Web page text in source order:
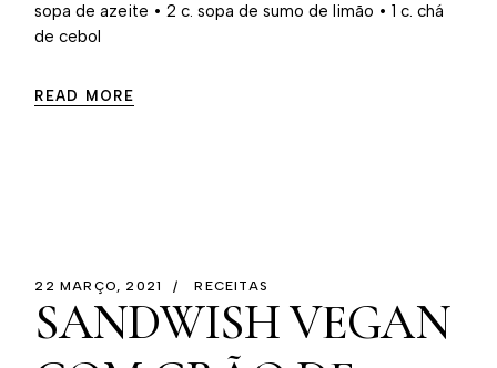
sopa de azeite • 2 c. sopa de sumo de limão • 1 c. chá
de cebol
READ MORE
22 MARÇO, 2021 RECEITAS
SANDWISH VEGAN